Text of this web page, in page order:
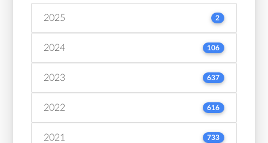
2025 2
2024 106
2023 637
2022 616
2021 733